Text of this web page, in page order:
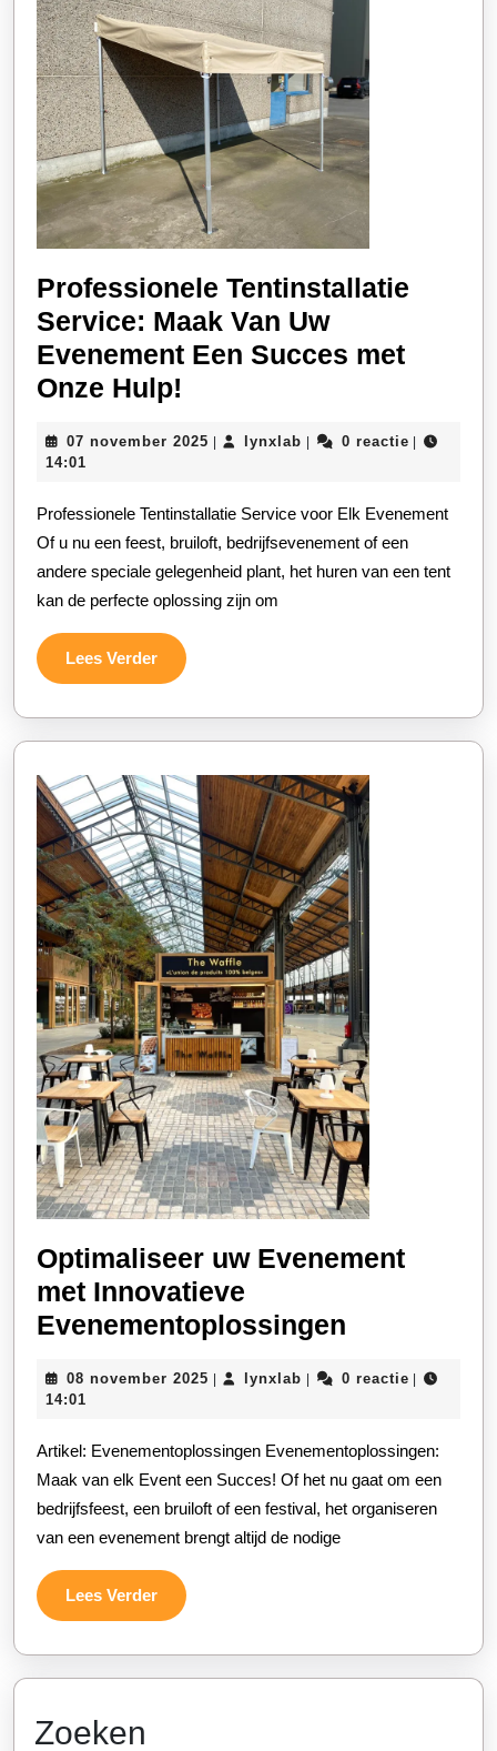
Professionele Tentinstallatie
Service: Maak Van Uw
Evenement Een Succes met
Onze Hulp!
Service:
Van
Uw
Evenement
Een
Succes
Onze
07 november 2025 07
lynxlab lynxlab0 reactie
14:01
Professionele Tentinstallatie Service voor Elk Evenement
Of u nu een feest, bruiloft, bedrijfsevenement of een
andere speciale gelegenheid plant, het huren van een tent
kan de perfecte oplossing zijn om
Lees VerderLees
Verder
Optimaliseer uw Evenement
met Innovatieve
Evenementoplossingen
Evenement
Innovatieve
08 november 2025 08
lynxlab lynxlab0 reactie
14:01
Artikel: Evenementoplossingen Evenementoplossingen:
Maak van elk Event een Succes! Of het nu gaat om een
bedrijfsfeest, een bruiloft of een festival, het organiseren
van een evenement brengt altijd de nodige
Lees VerderLees
Verder
Zoeken